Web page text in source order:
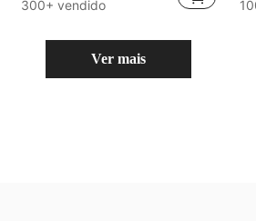
Quase esgotado!
300+ vendido
Ver mais